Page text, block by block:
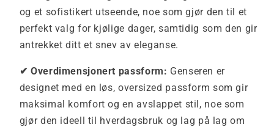
og et sofistikert utseende, noe som gjør den til et
perfekt valg for kjølige dager, samtidig som den gir
antrekket ditt et snev av eleganse.
✔ Overdimensjonert passform: Genseren er
designet med en løs, oversized passform som gir
maksimal komfort og en avslappet stil, noe som
gjør den ideell til hverdagsbruk og lag på lag om